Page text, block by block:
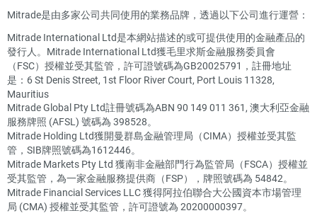
Mitrade是由多家公司共同使用的業務品牌，透過以下公司進行運營：
Mitrade International Ltd是本網站描述的或可提供使用的金融產品的
發行人。Mitrade International Ltd獲毛里求斯金融服務委員會
（FSC）授權並受其監管，許可證號碼為GB20025791，註冊地址
是：6 St Denis Street, 1st Floor River Court, Port Louis 11328,
Mauritius
Mitrade Global Pty Ltd註冊號碼為ABN 90 149 011 361, 澳大利亞金融
服務牌照 (AFSL) 號碼為 398528。
Mitrade Holding Ltd獲開曼群島金融管理局（CIMA）授權並受其監
管，SIB牌照號碼為1612446。
Mitrade Markets Pty Ltd 獲南非金融部門行為監管局（FSCA）授權並
受其監管，為一家金融服務提供商（FSP），牌照號碼為 54842。
Mitrade Financial Services LLC 獲得阿拉伯聯合大公國資本市場管理
局 (CMA) 授權並受其監管，許可證號為 20200000397。